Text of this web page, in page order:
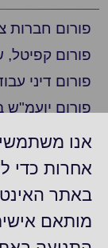
פורום חברות
פורום קפיטל,
פורום דיני
פורום יועמ"ש
פורום ציות
פורום ביומד
פורום יועמ"ש
פורום חברות
פורום משפט
אנו
אחרות כדי
באתר
מותאם